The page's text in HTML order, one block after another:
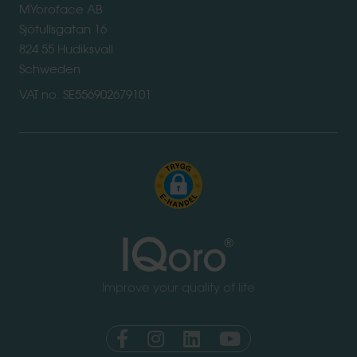
5.0
rating
„Ich kann dieses Hilfsmittel wärmstens
MYoroface AB
Sjötullsgatan 16
824 55 Hudiksvall
Schweden
VAT no. SE556902679101
Improve your quality of life